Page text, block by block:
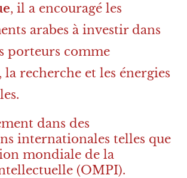
, il a encouragé les
arabes à investir dans
porteurs comme
la recherche et les énergies
dans des
internationales telles que
mondiale de la
(OMPI).